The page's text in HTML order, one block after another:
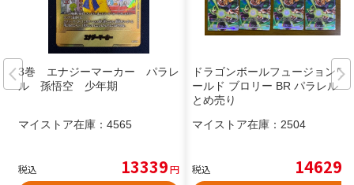
3巻 エナジーマーカー パラレ
ル 孫悟空 少年期
マイストア在庫： 4565
税込 13339円
ドラゴンボールフュージョンワ
ールド ブロリー BR パラレル ま
とめ売り
マイストア在庫： 2504
税込 14629